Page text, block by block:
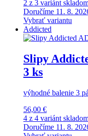
2 z 3 variánt
Doručíme 11. 8.
Vybrať variantu
Addicted
Slipy
3 ks
výhodné balenie 3
56,00 €
4 z 4 variánt
Doručíme 11. 8.